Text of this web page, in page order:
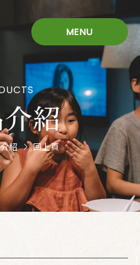
紹
紹 回上頁
MENU